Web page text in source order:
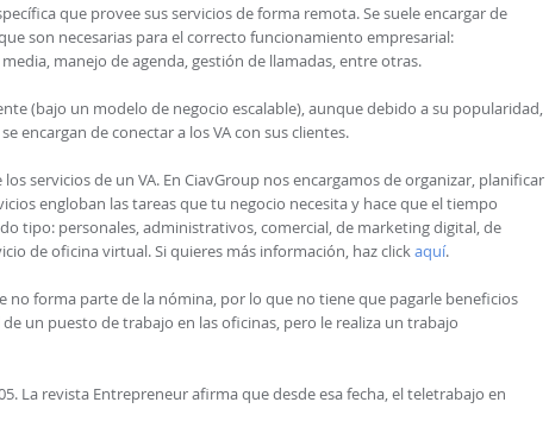
que provee sus servicios de forma remota. Se suele encargar de
son necesarias para el correcto funcionamiento empresarial:
manejo de agenda, gestión de llamadas, entre otras.
(bajo un modelo de negocio escalable), aunque debido a su popularidad,
encargan de conectar a los VA con sus clientes.
servicios de un VA. En CiavGroup nos encargamos de organizar, planificar
engloban las tareas que tu negocio necesita y hace que el tiempo
tipo: personales, administrativos, comercial, de marketing digital, de
de oficina virtual. Si quieres más información, haz clickaquí.
no forma parte de la nómina, por lo que no tiene que pagarle beneficios
un puesto de trabajo en las oficinas, pero le realiza un trabajo
La revista Entrepreneur afirma que desde esa fecha, el teletrabajo en